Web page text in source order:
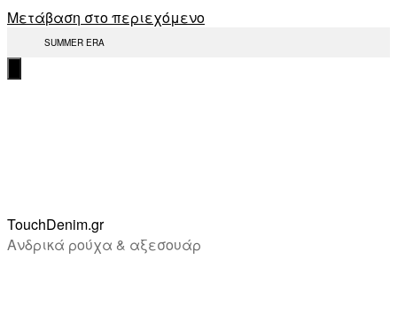
Μετάβαση στο περιεχόμενο
SUMMER ERA
TouchDenim.gr
Ανδρικά ρούχα & αξεσουάρ